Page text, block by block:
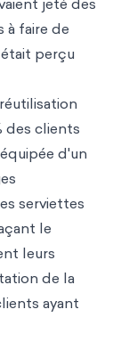
à faire de
perçu
des clients
d'un
serviettes
le
leurs
de la
ayant